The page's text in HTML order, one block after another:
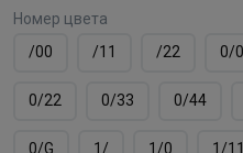
Номер цвета
/00
/11 /22 0/
0/22 0/33 0/44
0/G 1/ 1/0 1/11